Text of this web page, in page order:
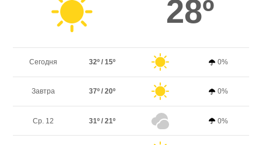
28º
Сегодня 32º / 15º 0%
Завтра 37º / 20º 0%
Ср. 12 31º / 21º 0%